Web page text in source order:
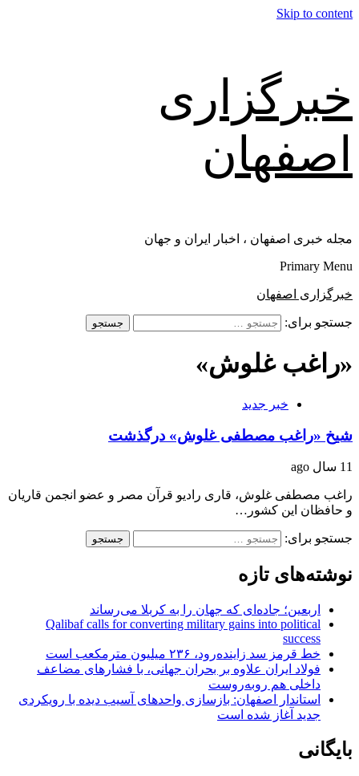
Skip to content
خبرگزاری
اصفهان
مجله خبری اصفهان ، اخبار ایران و جهان
Primary Menu
خبرگزاری اصفهان
جستجو برای:
«راغب غلوش»
خبر جدید
شيخ «راغب مصطفی غلوش» درگذشت
11 سال ago
راغب مصطفی غلوش، قاری رادیو قرآن مصر و عضو انجمن قاریان
و حافظان این کشور…
جستجو برای:
نوشته‌های تازه
اربعین؛ جاده‌ای که جهان را به کربلا می‌رساند
Qalibaf calls for converting military gains into political
success
خط قرمز سد زاینده‌رود، ۲۳۶ میلیون مترمکعب است
فولاد ایران علاوه بر بحران جهانی، با فشارهای مضاعف
داخلی هم روبه‌روست
استاندار اصفهان: بازسازی واحدهای آسیب دیده با رویکردی
جدید آغاز شده است
بایگانی